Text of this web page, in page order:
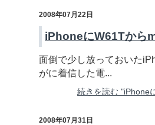
2008年07月22日
iPhoneにW61Tから
面倒で少し放っておいた
がに着信した電...
続きを読む "iPhone
2008年07月31日